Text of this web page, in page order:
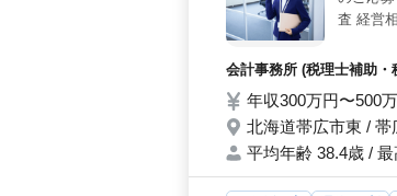
査 経営
富な知
会計事務所 (税理士補助
年収300万円〜500
北海道帯広市東 / 帯
平均年齢 38.4歳 /